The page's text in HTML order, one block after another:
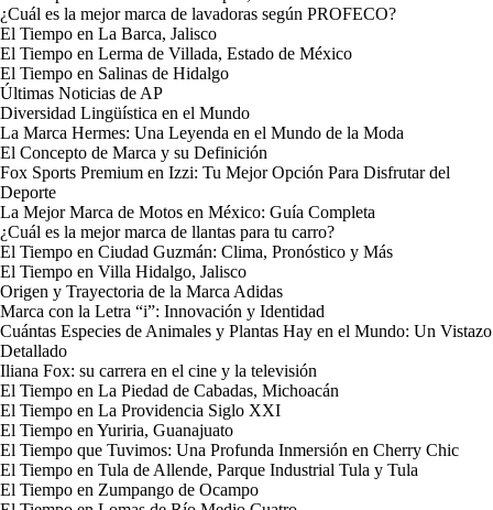
¿Cuál es la mejor marca de lavadoras según PROFECO?
El Tiempo en La Barca, Jalisco
El Tiempo en Lerma de Villada, Estado de México
El Tiempo en Salinas de Hidalgo
Últimas Noticias de AP
Diversidad Lingüística en el Mundo
La Marca Hermes: Una Leyenda en el Mundo de la Moda
El Concepto de Marca y su Definición
Fox Sports Premium en Izzi: Tu Mejor Opción Para Disfrutar del
Deporte
La Mejor Marca de Motos en México: Guía Completa
¿Cuál es la mejor marca de llantas para tu carro?
El Tiempo en Ciudad Guzmán: Clima, Pronóstico y Más
El Tiempo en Villa Hidalgo, Jalisco
Origen y Trayectoria de la Marca Adidas
Marca con la Letra “i”: Innovación y Identidad
Cuántas Especies de Animales y Plantas Hay en el Mundo: Un Vistazo
Detallado
Iliana Fox: su carrera en el cine y la televisión
El Tiempo en La Piedad de Cabadas, Michoacán
El Tiempo en La Providencia Siglo XXI
El Tiempo en Yuriria, Guanajuato
El Tiempo que Tuvimos: Una Profunda Inmersión en Cherry Chic
El Tiempo en Tula de Allende, Parque Industrial Tula y Tula
El Tiempo en Zumpango de Ocampo